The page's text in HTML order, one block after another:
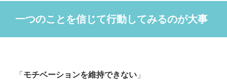
一つのことを信じて行動してみるのが大事
「 モチベーションを維持できない 」